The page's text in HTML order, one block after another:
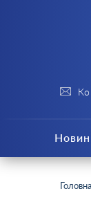
Головна